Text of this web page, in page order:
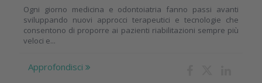
Ogni giorno medicina e odontoiatria fanno passi avanti
sviluppando nuovi approcci terapeutici e tecnologie che
consentono di proporre ai pazienti riabilitazioni sempre più
veloci e...
Approfondisci